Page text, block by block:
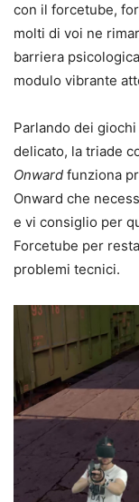
con il forcetube,
molti di voi ne
barriera
modulo vibrante
Parlando dei
delicato, la triade
Onward funziona
Onward che
e vi consiglio per
Forcetube per
problemi tecnici.